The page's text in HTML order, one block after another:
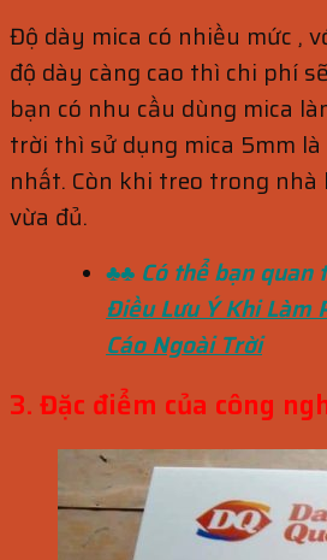
Độ dày mica có nhiều mức ,
độ dày càng cao thì chi phí
bạn có nhu cầu dùng mica
trời thì sử dụng mica 5mm
nhất. Còn khi treo trong nhà
vừa đủ.
♣♣ Có thể bạn quan
Điều Lưu Ý Khi Làm
Cáo Ngoài Trời
3. Đặc điểm của công